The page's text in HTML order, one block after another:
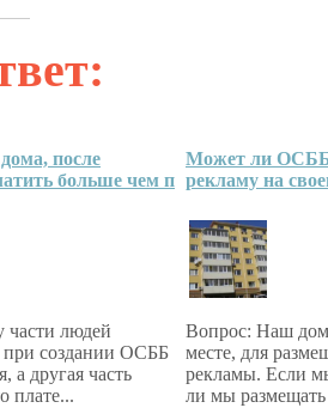
после
больше чем п
людей
при создании ОСББ
а другая часть
плате...
Может ли
рекламу на
Вопрос: Наш дом
месте, для
рекламы. Если
ли мы